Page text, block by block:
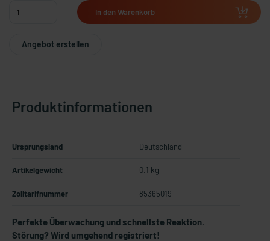
In den Warenkorb
Angebot erstellen
Produktinformationen
Ursprungsland Deutschland
Artikelgewicht 0.1 kg
Zolltarifnummer 85365019
Perfekte Überwachung und schnellste Reaktion.
Störung? Wird umgehend registriert!